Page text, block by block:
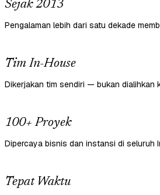
Sejak 2013
Pengalaman lebih dari satu dekade
Tim In-House
Dikerjakan tim sendiri — bukan dialihkan
100+ Proyek
Dipercaya bisnis dan instansi di seluruh
Tepat Waktu